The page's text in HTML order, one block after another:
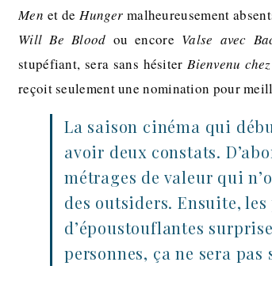
Men et deHunger malheureusement
Will Be Blood ou encore Valse avec
stupéfiant, sera sans hésiterBienvenu
reçoit seulement une nomination pour
La saison cinéma qui
avoir deux constats.
métrages de valeur qui
des outsiders. Ensuite,
d’époustouflantes
personnes, ça ne sera pas